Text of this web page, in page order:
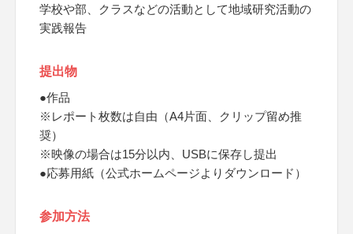
学校や部、クラスなどの活動として地域研究活動の
実践報告
提出物
●作品
※レポート枚数は自由（A4片面、クリップ留め推
奨）
※映像の場合は15分以内、USBに保存し提出
●応募用紙（公式ホームページよりダウンロード）
参加方法